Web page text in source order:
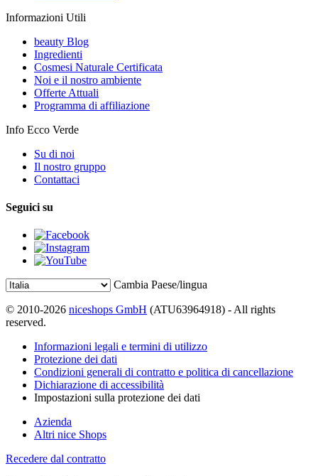
Informazioni Utili
beauty Blog
Ingredienti
Cosmesi Naturale Certificata
Noi e il nostro ambiente
Offerte Attuali
Programma di affiliazione
Info Ecco Verde
Su di noi
Il nostro gruppo
Contattaci
Seguici su
Cambia Paese/lingua
© 2010-2026 niceshops GmbH (ATU63964918) - All rights
reserved.
Informazioni legali e termini di utilizzo
Protezione dei dati
Condizioni generali di contratto e politica di cancellazione
Dichiarazione di accessibilità
Impostazioni sulla protezione dei dati
Azienda
Altri nice Shops
Recedere dal contratto